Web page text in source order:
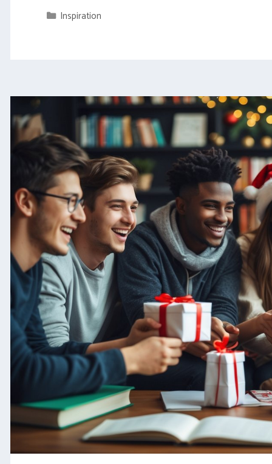
Kategorier
Inspiration